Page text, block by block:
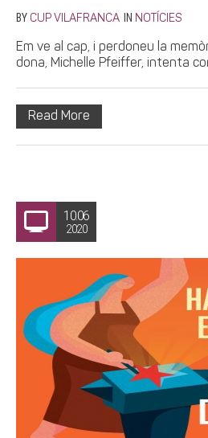
BY CUP VILAFRANCA IN NOTÍCIES
Em ve al cap, i perdoneu la
dona, Michelle Pfeiffer, intenta
Read More
10.06
2020